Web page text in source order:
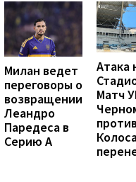
Милан ведет
переговоры о
возвращении
Леандро
Паредеса в
Серию А
Атака
Матч